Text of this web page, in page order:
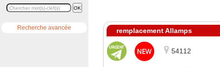
Recherche avancée remplacement Allamps
54112